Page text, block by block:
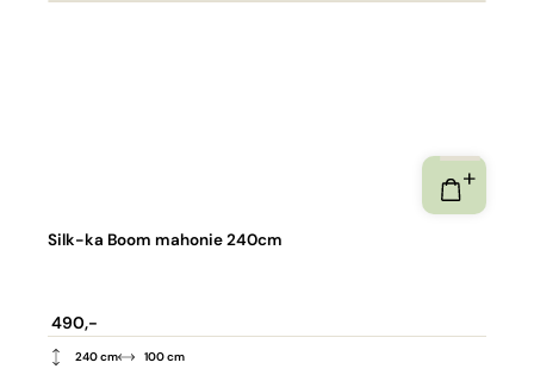
Silk-ka Boom mahonie 240cm
490,-
240 cm 100 cm